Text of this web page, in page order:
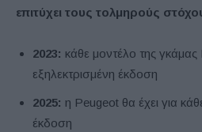
επιτύχει τους τολμηρούς
2023: κάθε μοντέλο της γκάμας
εξηλεκτρισμένη έκδοση
2025: η Peugeot θα έχει για
έκδοση